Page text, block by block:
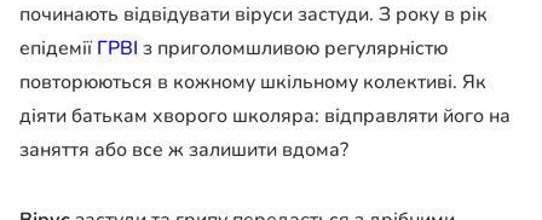
починають відвідувати віруси застуди. З року в рік
епідеміїГРВІ з приголомшливою регулярністю
повторюються в кожному шкільному колективі. Як
діяти батькам хворого школяра: відправляти його на
заняття або все ж залишити вдома?